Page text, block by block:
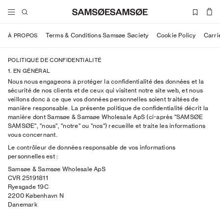
À PROPOS Terms & Conditions Samsøe Søciety Cookie Policy
POLITIQUE DE CONFIDENTIALITÉ
1. EN GÉNÉRAL
Nous nous engageons à protéger la confidentialité des données et la
sécurité de nos clients et de ceux qui visitent notre site web, et nous
veillons donc à ce que vos données personnelles soient traitées de
manière responsable. La présente politique de confidentialité décrit la
manière dont Samsøe & Samsøe Wholesale ApS (ci-après "SAMSØE
SAMSØE", "nous", "notre" ou "nos") recueille et traite les informations
vous concernant.
Le contrôleur de données responsable de vos informations
personnelles est :
Samsøe & Samsøe Wholesale ApS
CVR 25191811
Ryesgade 19C
2200 København N
Danemark